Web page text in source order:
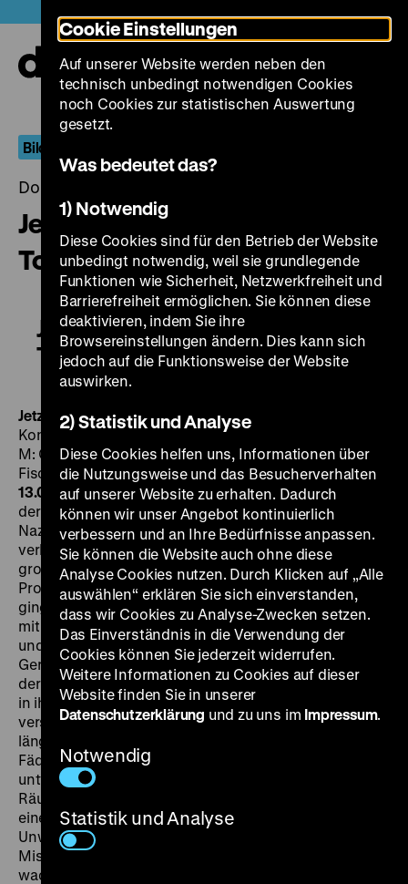
zum
Seiteninhalt
springen
Bilder von drüben
Donnerstag, 13. Juni 2019, 20.00 - 00.00 Uhr
Jetzt und in der Stunde meines
Todes
Jetzt und in der Stunde meines
Todes
Jetzt und in der Stunde meines Todes
Konrad Petzold, B: Egon Günther, K: Siegfried Hönicke,
M: Günter Hauk, D: Inge Keller, Ulrich Thein, Hannes
Fischer, Bruno Carstens, Wolf Kaiser, 98’·35mm DO
13.06. um 20 Uhr + SO 16.06. um 20 Uhr Die Darstellung
der jungen Bundesrepublik als Staat, der von alten
Nazis beherrscht wird, die weiterhin ihrer
verbrecherischen Ideologie folgen, zählt zu den
großen, bis heute wirksamen Erfolgen der DDR-
Propaganda. Egon Günther, der später in den Westen
ging, bediente dieses Klischee vor seiner Regiekarriere
mit einem Stoff, den er zum Roman, zum Theaterstück
und zum Drehbuch machte: Eine prominente
Gerichtsreporterin flieht vor dem Eichmann-Prozess,
der sie seelisch zu sehr belastet, aus Jerusalem zurück
in ihre westdeutsche Heimat. Dort wird sie jedoch bald
verstrickt in eine Intrige, in welcher alte Nazis, die
längst wieder zu Amt und Würden gekommen sind, die
Fäden ziehen. Für Anti-West-Filme der DDR nicht
untypisch, wird in edlem Ambiente eine ziemliche
Räuberpistole erzählt, die durch überzogene Kritik,
eine konstruierte Handlung und andere
Unwahrscheinlichkeiten die Behandlung tatsächlicher
Missstände unglaubwürdig macht. So wird die
wackere Journalistin denn auch von den drei
Cookie Einstellungen
Auf unserer Website werden neben den
technisch unbedingt notwendigen Cookies
noch Cookies zur statistischen Auswertung
gesetzt.
Was bedeutet das?
1) Notwendig
Diese Cookies sind für den Betrieb der Website
unbedingt notwendig, weil sie grundlegende
Funktionen wie Sicherheit, Netzwerkfreiheit und
Barrierefreiheit ermöglichen. Sie können diese
deaktivieren, indem Sie ihre
Browsereinstellungen ändern. Dies kann sich
jedoch auf die Funktionsweise der Website
auswirken.
2) Statistik und Analyse
Diese Cookies helfen uns, Informationen über
die Nutzungsweise und das Besucherverhalten
auf unserer Website zu erhalten. Dadurch
können wir unser Angebot kontinuierlich
verbessern und an Ihre Bedürfnisse anpassen.
Sie können die Website auch ohne diese
Analyse Cookies nutzen. Durch Klicken auf „Alle
auswählen“ erklären Sie sich einverstanden,
dass wir Cookies zu Analyse-Zwecken setzen.
Das Einverständnis in die Verwendung der
Cookies können Sie jederzeit widerrufen.
Weitere Informationen zu Cookies auf dieser
Website finden Sie in unserer
Datenschutzerklärung und zu uns im Impressum.
Notwendig
Statistik und Analyse